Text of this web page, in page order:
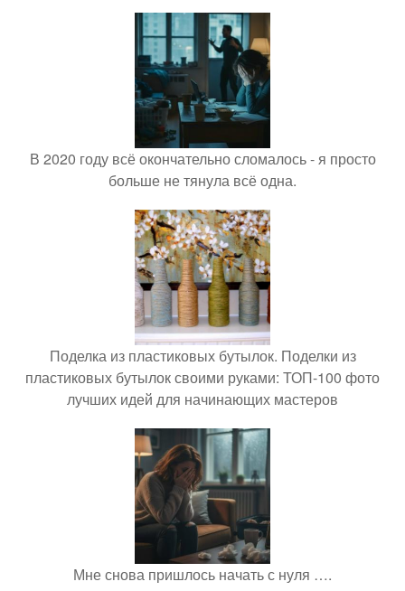
В 2020 году всё окончательно сломалось - я просто
больше не тянула всё одна.
Поделка из пластиковых бутылок. Поделки из
пластиковых бутылок своими руками: ТОП-100 фото
лучших идей для начинающих мастеров
Мне снова пришлось начать с нуля ….